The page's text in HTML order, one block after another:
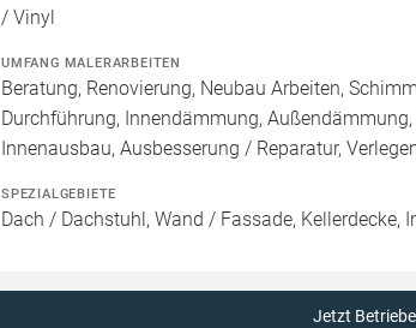
/ Vinyl
UMFANG MALERARBEITEN
Beratung, Renovierung, Neubau Arbeiten,
Durchführung, Innendämmung,
Innenausbau, Ausbesserung / Reparatur,
SPEZIALGEBIETE
Dach / Dachstuhl, Wand / Fassade,
Jetzt